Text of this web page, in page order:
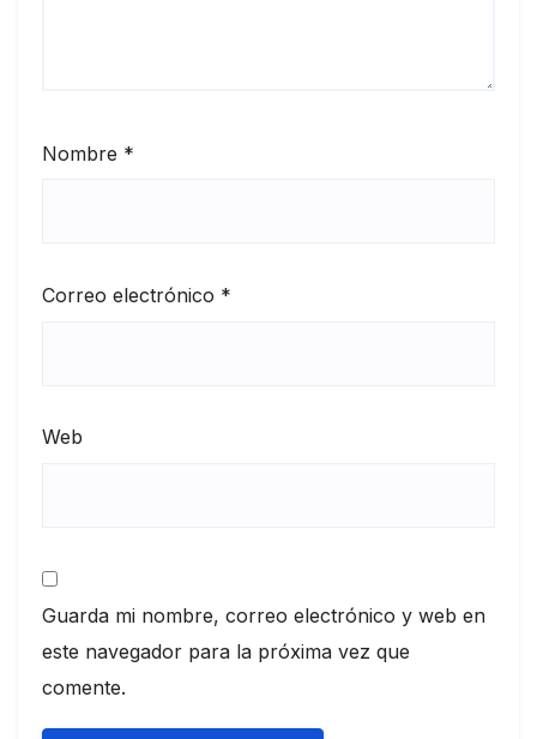
Nombre *
Correo electrónico *
Web
Guarda mi nombre, correo electrónico y web en
este navegador para la próxima vez que
comente.